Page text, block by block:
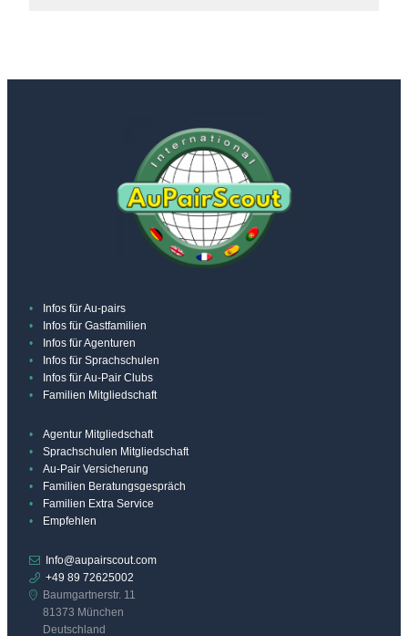
Infos für Au-pairs
Infos für Gastfamilien
Infos für Agenturen
Infos für Sprachschulen
Infos für Au-Pair Clubs
Familien Mitgliedschaft
Agentur Mitgliedschaft
Sprachschulen Mitgliedschaft
Au-Pair Versicherung
Familien Beratungsgespräch
Familien Extra Service
Empfehlen
Info@aupairscout.com
+49 89 72625002
Baumgartnerstr. 11
81373 München
Deutschland